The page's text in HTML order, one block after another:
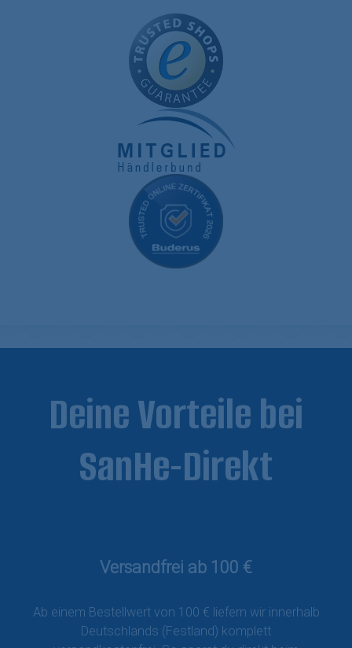
Deine Vorteile bei
SanHe-Direkt
Versandfrei ab 100 €
Ab einem Bestellwert von 100 € liefern wir innerhalb
Deutschlands (Festland) komplett